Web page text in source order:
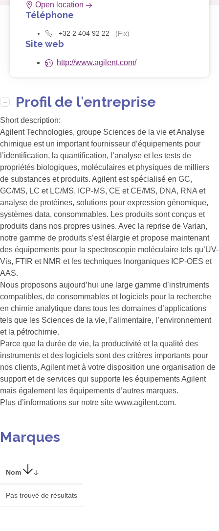
Open location
Téléphone
+32 2 404 92 22 (Fix)
Site web
http://www.agilent.com/
Profil de l'entreprise
Short description:
Agilent Technologies, groupe Sciences de la vie et Analyse
chimique est un important fournisseur d’équipements pour
l’identification, la quantification, l’analyse et les tests de
propriétés biologiques, moléculaires et physiques de milliers
de substances et produits. Agilent est spécialisé en GC,
GC/MS, LC et LC/MS, ICP-MS, CE et CE/MS, DNA, RNA et
analyse de protéines, solutions pour expression génomique,
systèmes data, consommables. Les produits sont conçus et
produits dans nos propres usines. Avec la reprise de Varian,
notre gamme de produits s’est élargie et propose maintenant
des équipements pour la spectroscopie moléculaire tels qu’UV-
Vis, FTIR et NMR et les techniques Inorganiques ICP-OES et
AAS.
Nous proposons aujourd’hui une large gamme d’instruments
compatibles, de consommables et logiciels pour la recherche
en chimie analytique dans tous les domaines d’applications
tels que les Sciences de la vie, l’alimentaire, l’environnement
et la pétrochimie.
Parce que la durée de vie, la productivité et la qualité des
instruments et des logiciels sont des critères importants pour
nos clients, Agilent met à votre disposition une organisation de
support et de services qui supporte les équipements Agilent
mais également les équipements d’autres marques.
Plus d’informations sur notre site www.agilent.com.
Marques
Nom
Pas trouvé de résultats